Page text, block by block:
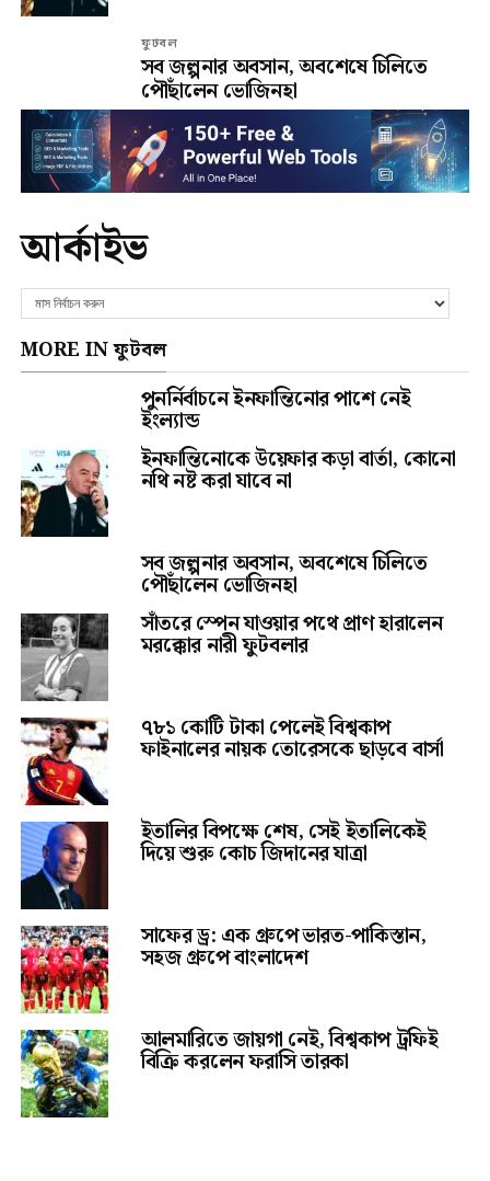
ফুটবল
সব জল্পনার অবসান, অবশেষে চিলিতে
পৌঁছালেন ভোজিনহা
আর্কাইভ
MORE IN ফুটবল
পুনর্নির্বাচনে ইনফান্তিনোর পাশে নেই
ইংল্যান্ড
ইনফান্তিনোকে উয়েফার কড়া বার্তা, কোনো
নথি নষ্ট করা যাবে না
সব জল্পনার অবসান, অবশেষে চিলিতে
পৌঁছালেন ভোজিনহা
সাঁতরে স্পেন যাওয়ার পথে প্রাণ হারালেন
মরক্কোর নারী ফুটবলার
৭৮১ কোটি টাকা পেলেই বিশ্বকাপ
ফাইনালের নায়ক তোরেসকে ছাড়বে বার্সা
ইতালির বিপক্ষে শেষ, সেই ইতালিকেই
দিয়ে শুরু কোচ জিদানের যাত্রা
সাফের ড্র: এক গ্রুপে ভারত-পাকিস্তান,
সহজ গ্রুপে বাংলাদেশ
আলমারিতে জায়গা নেই, বিশ্বকাপ ট্রফিই
বিক্রি করলেন ফরাসি তারকা